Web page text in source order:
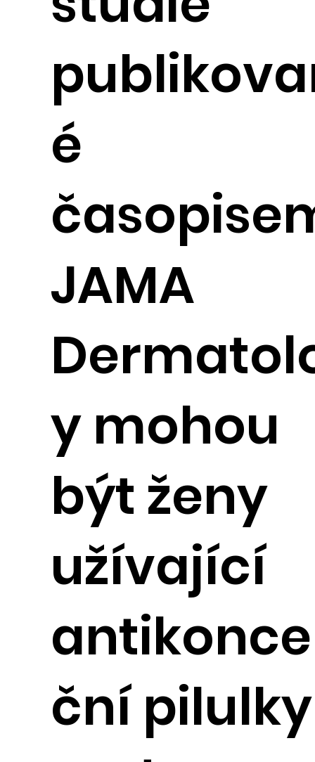
é
JAMA
y mohou
být ženy
užívající
ční pilulky